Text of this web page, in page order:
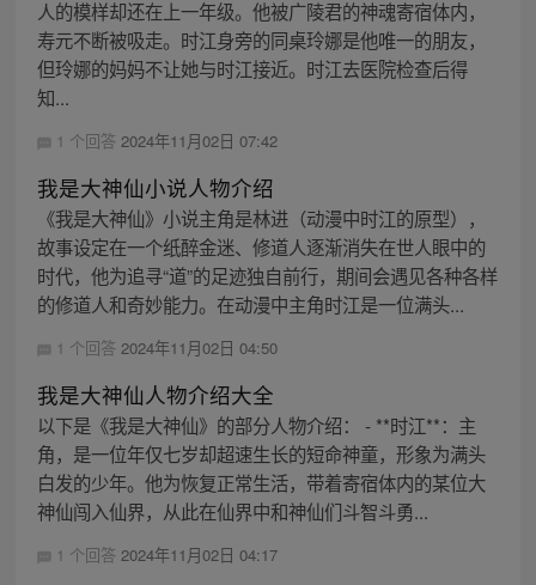
人的模样却还在上一年级。他被广陵君的神魂寄宿体内，
寿元不断被吸走。时江身旁的同桌玲娜是他唯一的朋友，
但玲娜的妈妈不让她与时江接近。时江去医院检查后得
知...
1 个回答 2024年11月02日 07:42
我是大神仙小说人物介绍
《我是大神仙》小说主角是林进（动漫中时江的原型），
故事设定在一个纸醉金迷、修道人逐渐消失在世人眼中的
时代，他为追寻“道”的足迹独自前行，期间会遇见各种各样
的修道人和奇妙能力。在动漫中主角时江是一位满头...
1 个回答 2024年11月02日 04:50
我是大神仙人物介绍大全
以下是《我是大神仙》的部分人物介绍： - **时江**：主
角，是一位年仅七岁却超速生长的短命神童，形象为满头
白发的少年。他为恢复正常生活，带着寄宿体内的某位大
神仙闯入仙界，从此在仙界中和神仙们斗智斗勇...
1 个回答 2024年11月02日 04:17